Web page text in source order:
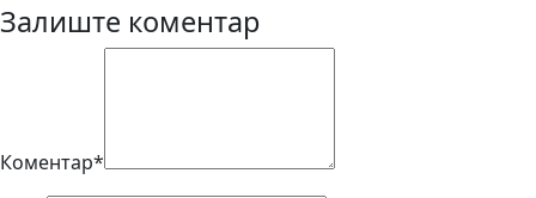
Залиште коментар
Коментар*